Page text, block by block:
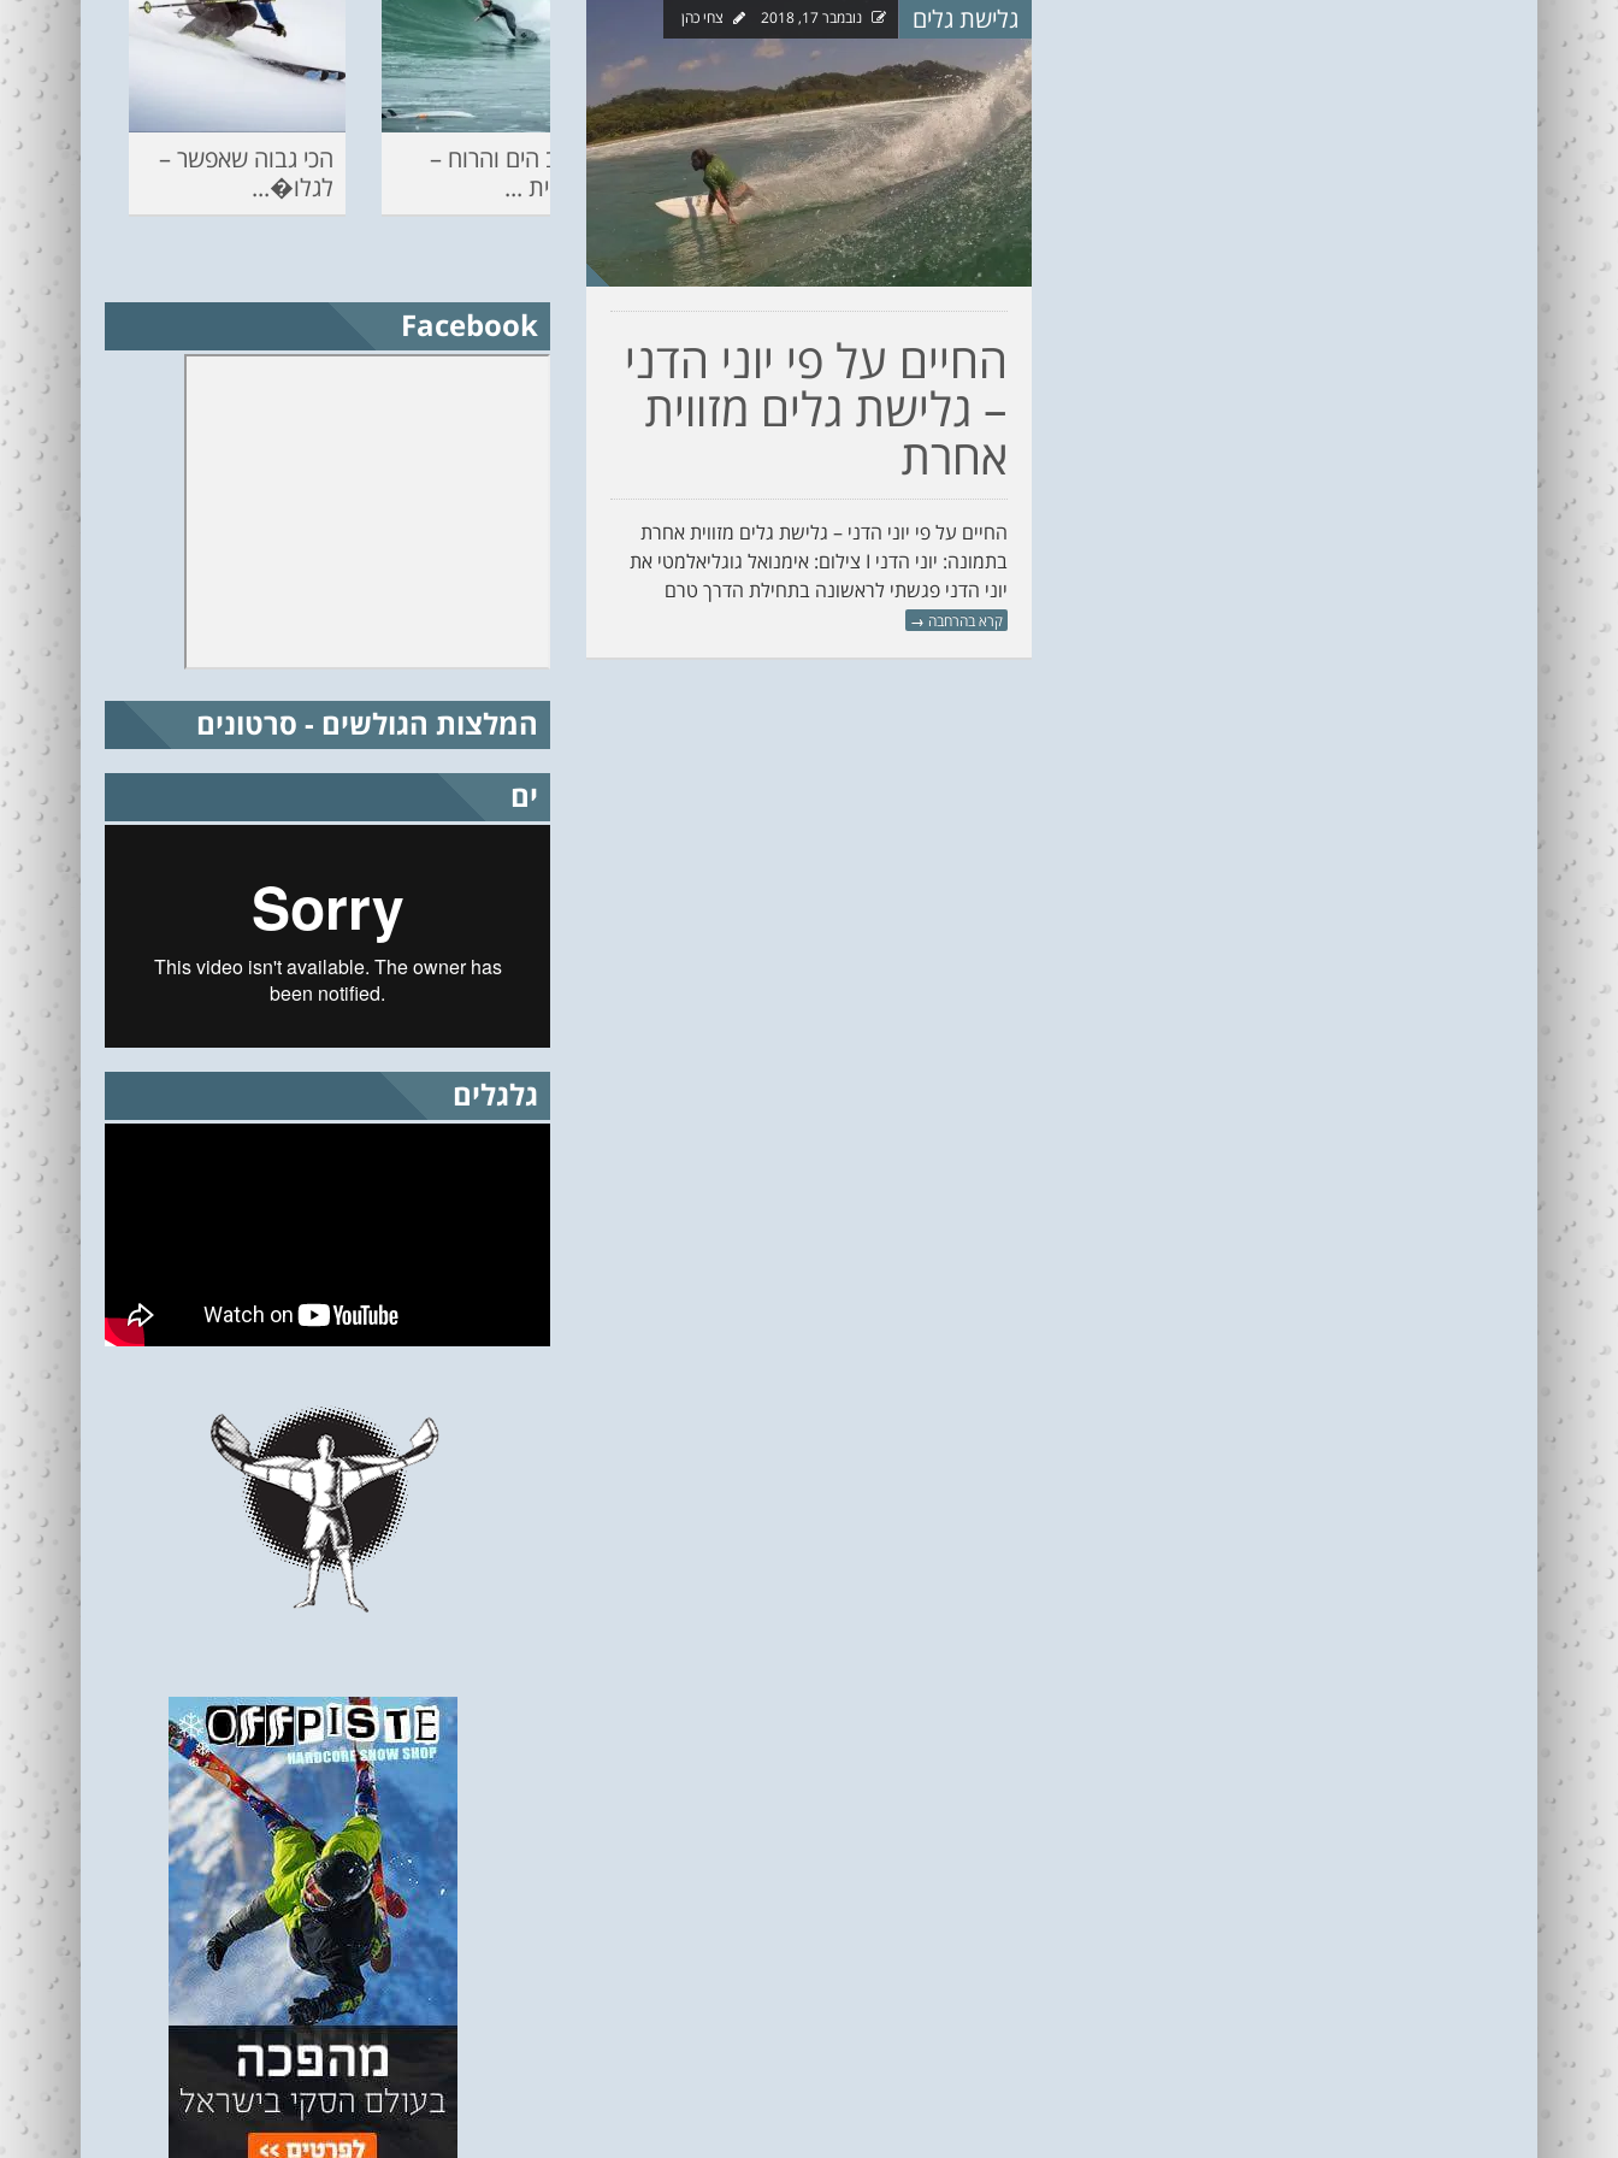
גלישת גלים נובמבר 17, 2018 צחי כהן
החיים על פי יוני הדני
– גלישת גלים מזווית
אחרת
החיים על פי יוני הדני – גלישת גלים מזווית אחרת
בתמונה: יוני הדני I צילום: אימנואל גוגליאלמטי את
יוני הדני פגשתי לראשונה בתחילת הדרך טרם
קרא בהרחבה →
2006)
ההכנות – EILAT
ECO SUP TOUR
KITESURF
ASHDOD 2019
WINTER
CHALLENGE
מצב הים והרוח –
תחזית ...
הכי גבוה שאפשר –
לגלו�...
Facebook
המלצות הגולשים - סרטונים
ים
גלגלים